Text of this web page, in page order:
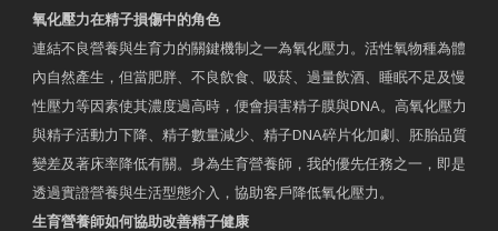
氧化壓力在精子損傷中的角色
連結不良營養與生育力的關鍵機制之一為氧化壓力。活性氧物種為體
內自然產生，但當肥胖、不良飲食、吸菸、過量飲酒、睡眠不足及慢
性壓力等因素使其濃度過高時，便會損害精子膜與DNA。高氧化壓力
與精子活動力下降、精子數量減少、精子DNA碎片化加劇、胚胎品質
變差及著床率降低有關。身為生育營養師，我的優先任務之一，即是
透過實證營養與生活型態介入，協助客戶降低氧化壓力。
生育營養師如何協助改善精子健康